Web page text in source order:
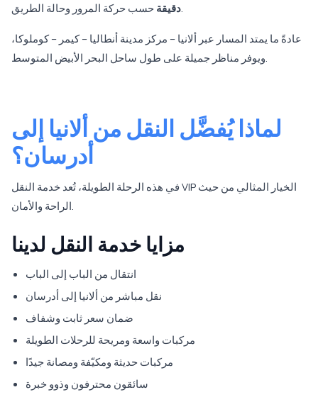
دقيقةحسب حركة المرور وحالة الطريق.
عادةً ما يمتد المسار عبر ألانيا – مركز مدينة أنطاليا – كيمر – كوملوكا،
ويوفر مناظر جميلة على طول ساحل البحر الأبيض المتوسط.
لماذا يُفضَّل النقل من ألانيا إلى
أدرسان؟
في هذه الرحلة الطويلة، تُعد خدمة النقل VIP الخيار المثالي من حيث
الراحة والأمان.
مزايا خدمة النقل لدينا
انتقال من الباب إلى الباب
نقل مباشر من ألانيا إلى أدرسان
ضمان سعر ثابت وشفاف
مركبات واسعة ومريحة للرحلات الطويلة
مركبات حديثة ومكيّفة ومصانة جيدًا
سائقون محترفون وذوو خبرة